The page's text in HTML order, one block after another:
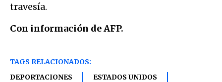
travesía.
Con información de AFP.
TAGS RELACIONADOS:
DEPORTACIONES
ESTADOS UNIDOS